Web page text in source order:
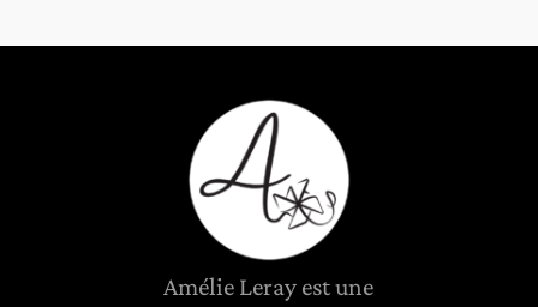
Amélie Leray est une